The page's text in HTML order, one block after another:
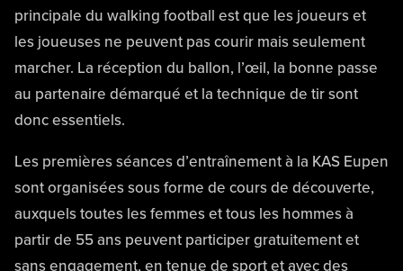
principale du walking football est que les joueurs et
les joueuses ne peuvent pas courir mais seulement
marcher. La réception du ballon, l’œil, la bonne passe
au partenaire démarqué et la technique de tir sont
donc essentiels.
Les premières séances d’entraînement à la KAS Eupen
sont organisées sous forme de cours de découverte,
auxquels toutes les femmes et tous les hommes à
partir de 55 ans peuvent participer gratuitement et
sans engagement, en tenue de sport et avec des